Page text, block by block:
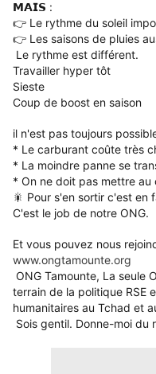
𝗠𝗔𝗜𝗦 :
👉 Le rythme du soleil
👉 Les saisons de pluies
Le rythme est différent.
Travailler hyper tôt
Sieste
Coup de boost en saison
il n'est pas toujours
* Le carburant coûte très
* La moindre panne se
* On ne doit pas mettre
🎇 Pour s'en sortir c'est en
C'est le job de notre ONG.
Et vous pouvez nous
www.ongtamounte.org
ONG Tamounte, La seule
terrain de la politique RSE
humanitaires au Tchad et
Sois gentil. Donne-moi du